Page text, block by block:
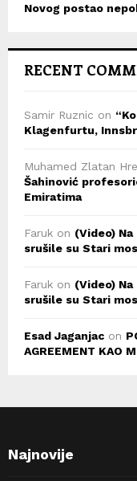
Novog postao
RECENT
Samir Ruznic on
Klagenfurtu,
Muhamed Zlatan
Šahinović
Emiratima
Faruk on (Video)
srušile su Stari
Faruk on (Video)
srušile su Stari
Esad Jaganjac on
AGREEMENT KAO
Najnovije